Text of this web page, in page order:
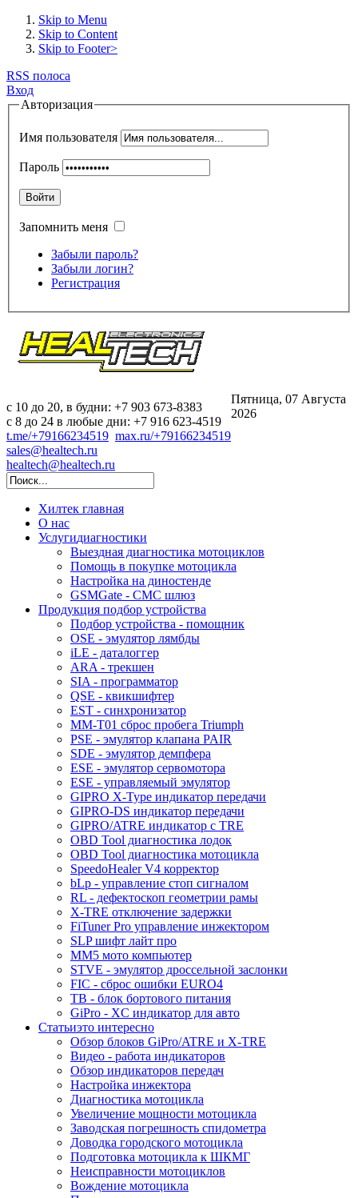
Skip to Menu
Skip to Content
Skip to Footer>
RSS полоса
Вход
Авторизация
Имя пользователя
Пароль
Войти
Запомнить меня
Забыли пароль?
Забыли логин?
Регистрация
c 10 до 20, в будни: +7 903 673-8383
с 8 до 24 в любые дни: +7 916 623-4519
t.me/+79166234519 max.ru/+79166234519
sales@healtech.ru
healtech@healtech.ru
Пятница, 07 Августа
2026
Хилтек главная
О нас
Услугидиагностики
Выездная диагностика мотоциклов
Помощь в покупке мотоцикла
Настройка на диностенде
GSMGate - СМС шлюз
Продукция подбор устройства
Подбор устройства - помощник
OSE - эмулятор лямбды
iLE - даталоггер
ARA - трекшен
SIA - программатор
QSE - квикшифтер
EST - синхронизатор
MM-T01 сброс пробега Triumph
PSE - эмулятор клапана PAIR
SDE - эмулятор демпфера
ESE - эмулятор сервомотора
ESE - управляемый эмулятор
GIPRO X-Type индикатор передачи
GIPRO-DS индикатор передачи
GIPRO/ATRE индикатор с TRE
OBD Tool диагностика лодок
OBD Tool диагностика мотоцикла
SpeedoHealer V4 корректор
bLp - управление стоп сигналом
RL - дефектоскоп геометрии рамы
X-TRE отключение задержки
FiTuner Pro управление инжектором
SLP шифт лайт про
MM5 мото компьютер
STVE - эмулятор дроссельной заслонки
FIC - сброс ошибки EURO4
TB - блок бортового питания
GiPro - XC индикатор для авто
Статьиэто интересно
Обзор блоков GiPro/ATRE и X-TRE
Видео - работа индикаторов
Обзор индикаторов передач
Настройка инжектора
Диагноcтика мотоцикла
Увеличение мощности мотоцикла
Заводская погрешность спидометра
Доводка городского мотоцикла
Подготовка мотоцикла к ШКМГ
Неисправности мотоциклов
Вождение мотоцикла